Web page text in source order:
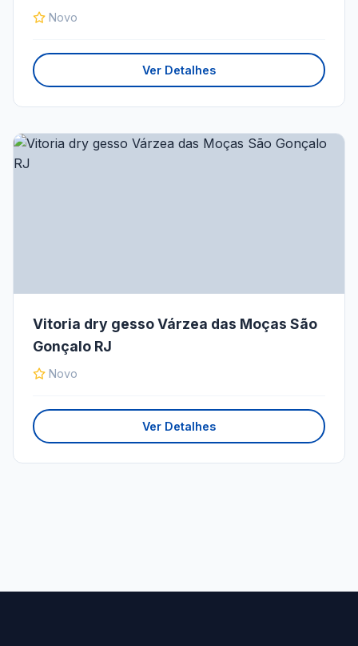
Novo
Ver Detalhes
Vitoria dry gesso Várzea das Moças São
Gonçalo RJ
Novo
Ver Detalhes